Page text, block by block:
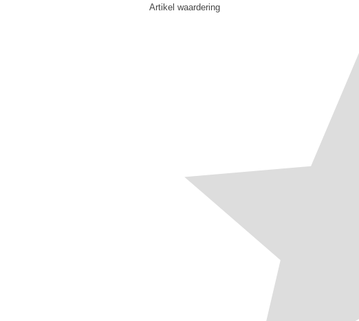
Artikel waardering